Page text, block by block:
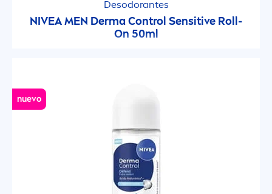
Piel Grasa
Piel Opaca y Cansada
Desodorantes
NIVEAMEN Derma Control Sensitive Roll-
On 50ml
nuevo